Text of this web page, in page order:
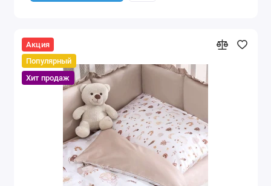
Акция
Популярный
Хит продаж